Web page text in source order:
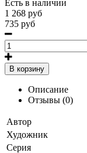
Есть в наличии
1 268 руб
735 руб
В корзину
Описание
Отзывы (0)
Автор
Художник
Серия